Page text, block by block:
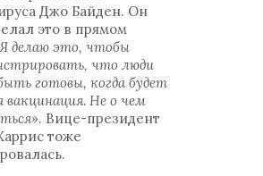
Джо Байден. Он
это в прямом
делаю это, чтобы
что люди
готовы, когда будет
вакцинация. Не о чем
. Вице-президент
тоже